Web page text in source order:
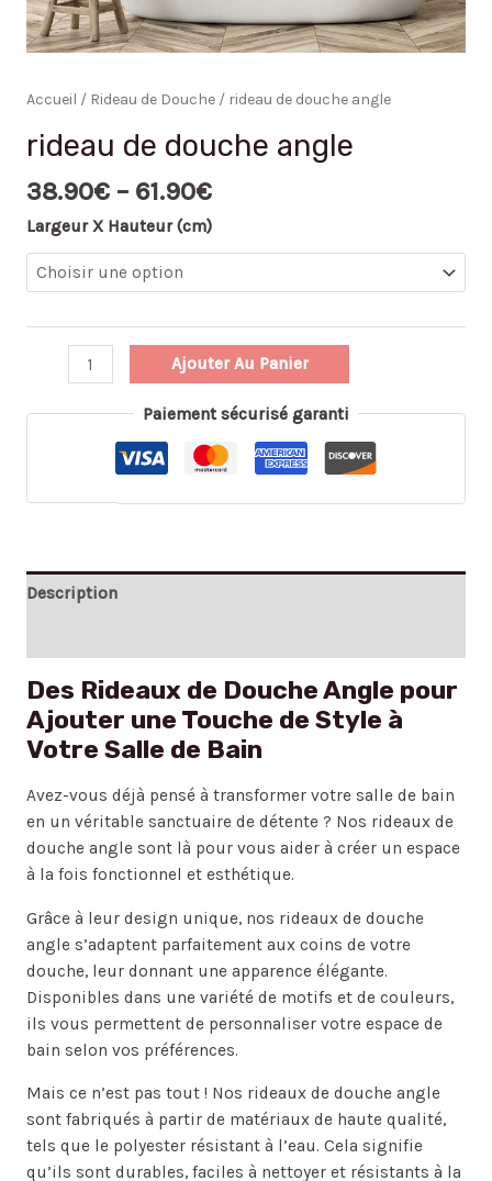
Accueil / Rideau de Douche/ rideau de douche angle
rideau de douche angle
38.90€– 61.90€
Largeur X Hauteur (cm)
Ajouter Au Panier
Paiement sécurisé garanti
Description
Des Rideaux de Douche Angle pour
Ajouter une Touche de Style à
Votre Salle de Bain
Avez-vous déjà pensé à transformer votre salle de bain
en un véritable sanctuaire de détente ? Nos rideaux de
douche angle sont là pour vous aider à créer un espace
à la fois fonctionnel et esthétique.
Grâce à leur design unique, nos rideaux de douche
angle s’adaptent parfaitement aux coins de votre
douche, leur donnant une apparence élégante.
Disponibles dans une variété de motifs et de couleurs,
ils vous permettent de personnaliser votre espace de
bain selon vos préférences.
Mais ce n’est pas tout ! Nos rideaux de douche angle
sont fabriqués à partir de matériaux de haute qualité,
tels que le polyester résistant à l’eau. Cela signifie
qu’ils sont durables, faciles à nettoyer et résistants à la